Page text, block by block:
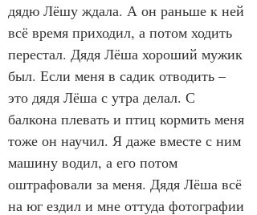
дядю Лёшу ждала. А он раньше к ней
всё время приходил, а потом ходить
перестал. Дядя Лёша хороший мужик
был. Если меня в садик отводить –
это дядя Лёша с утра делал. С
балкона плевать и птиц кормить меня
тоже он научил. Я даже вместе с ним
машину водил, а его потом
оштрафовали за меня. Дядя Лёша всё
на юг ездил и мне оттуда фотографии